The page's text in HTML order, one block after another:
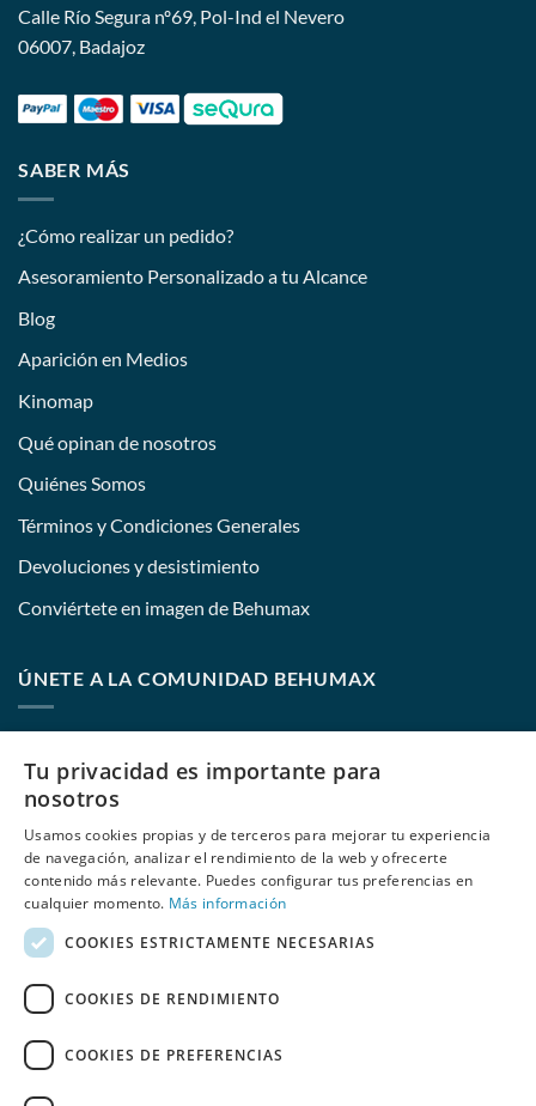
Calle Río Segura nº69, Pol-Ind el Nevero
06007, Badajoz
SABER MÁS
¿Cómo realizar un pedido?
Asesoramiento Personalizado a tu Alcance
Blog
Aparición en Medios
Kinomap
Qué opinan de nosotros
Quiénes Somos
Términos y Condiciones Generales
Devoluciones y desistimiento
Conviértete en imagen de Behumax
ÚNETE A LA COMUNIDAD BEHUMAX
E-mail:
He leído y acepto las políticas de privacidadde Behumax
Tu privacidad es importante para
nosotros
Usamos cookies propias y de terceros para mejorar tu experiencia
de navegación, analizar el rendimiento de la web y ofrecerte
contenido más relevante. Puedes configurar tus preferencias en
cualquier momento. Más información
COOKIES ESTRICTAMENTE NECESARIAS
COOKIES DE RENDIMIENTO
COOKIES DE PREFERENCIAS